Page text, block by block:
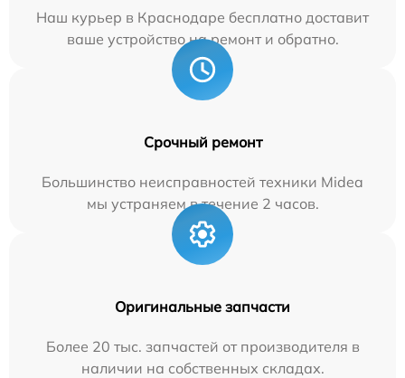
Наш курьер в Краснодаре бесплатно доставит
ваше устройство на ремонт и обратно.
Срочный ремонт
Большинство неисправностей техники Midea
мы устраняем в течение 2 часов.
Оригинальные запчасти
Более 20 тыс. запчастей от производителя в
наличии на собственных складах.